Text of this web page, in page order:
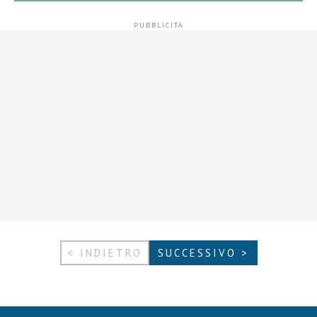
< INDIETRO SUCCESSIVO >